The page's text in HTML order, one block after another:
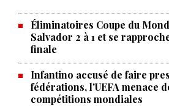
Éliminatoires Coupe du
Salvador 2 à 1 et se
finale
Infantino accusé de faire
fédérations, l'UEFA menace
compétitions mondiales